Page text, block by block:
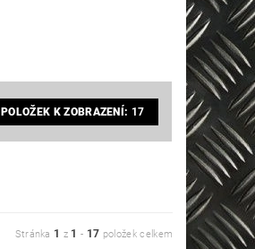
POLOŽEK K ZOBRAZENÍ: 17
Stránka 1 z 1 - 17 položek celkem